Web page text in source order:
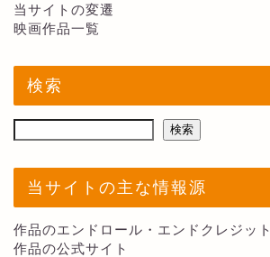
当サイトの変遷
映画作品一覧
検索
検索
当サイトの主な情報源
作品のエンドロール・エンドクレジット
作品の公式サイト